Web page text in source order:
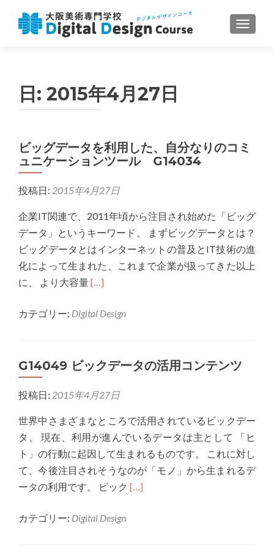
ナビゲ
日: 2015年4月27日
ビッグデータを利用した、自分なりのコミ
ュニケーションツール G14034
投稿日: 2015年4月27日
企業IT関連で、2011年頃から注目され始めた「ビッグ
データ」というキーワード。 まずビッグデータとは？
ビッグデータとはインターネットの普及とIT技術の進
化によって生まれた、これまで企業が扱ってきた以上
に、 より大容量Read
about
グ
ー
を
利
自
[…]
カテゴリー: Digital Design
G14049 ビックデータの活用コンテンツ
投稿日: 2015年4月27日
世界中さまざまなところで活用されているビックデー
タ。 現在、利用が進んでいるデータは主として 「ヒ
ト」の行動に起因して生まれるものです。 これに対し
て、今後注目されそうなのが「モノ」から生まれるデ
ータの利用です。 ビック Read
[…]
カテゴリー: Digital Design